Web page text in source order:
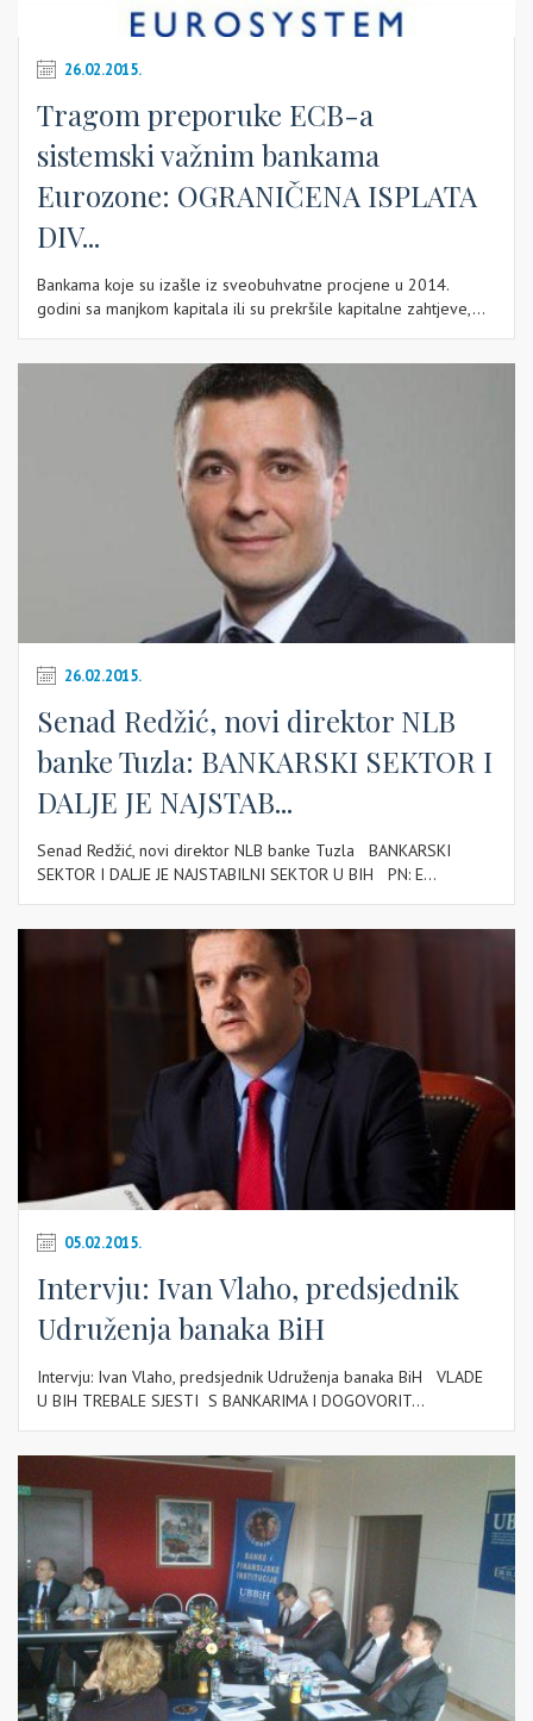
26.02.2015.
Tragom preporuke ECB-a
sistemski važnim bankama
Eurozone: OGRANIČENA ISPLATA
DIV...
Bankama koje su izašle iz sveobuhvatne procjene u 2014.
godini sa manjkom kapitala ili su prekršile kapitalne zahtjeve,...
26.02.2015.
Senad Redžić, novi direktor NLB
banke Tuzla: BANKARSKI SEKTOR I
DALJE JE NAJSTAB...
Senad Redžić, novi direktor NLB banke Tuzla BANKARSKI
SEKTOR I DALJE JE NAJSTABILNI SEKTOR U BIH PN: E...
05.02.2015.
Intervju: Ivan Vlaho, predsjednik
Udruženja banaka BiH
Intervju: Ivan Vlaho, predsjednik Udruženja banaka BiH VLADE
U BIH TREBALE SJESTI S BANKARIMA I DOGOVORIT...